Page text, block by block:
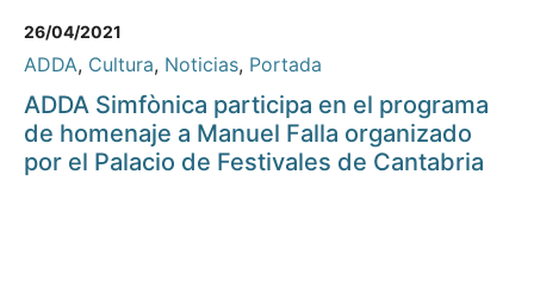
26/04/2021
ADDA, Cultura, Noticias, Portada
ADDA Simfònica participa en el programa
de homenaje a Manuel Falla organizado
por el Palacio de Festivales de Cantabria